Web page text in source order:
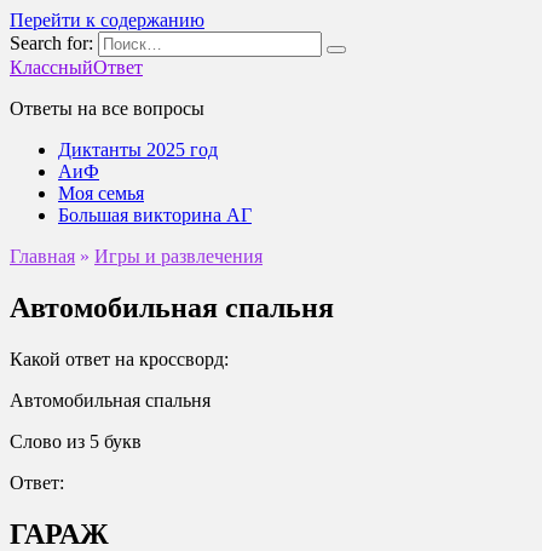
Перейти к содержанию
Search for:
КлассныйОтвет
Ответы на все вопросы
Диктанты 2025 год
АиФ
Моя семья
Большая викторина АГ
Главная » Игры и развлечения
Автомобильная спальня
Какой ответ на кроссворд:
Автомобильная спальня
Слово из 5 букв
Ответ:
ГАРАЖ